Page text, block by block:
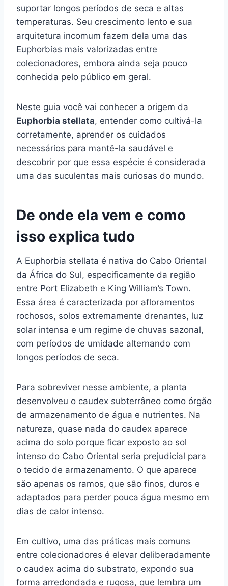
suportar longos períodos de seca e altas
temperaturas. Seu crescimento lento e sua
arquitetura incomum fazem dela uma das
Euphorbias mais valorizadas entre
colecionadores, embora ainda seja pouco
conhecida pelo público em geral.
Neste guia você vai conhecer a origem da
Euphorbia stellata, entender como cultivá-la
corretamente, aprender os cuidados
necessários para mantê-la saudável e
descobrir por que essa espécie é considerada
uma das suculentas mais curiosas do mundo.
De onde ela vem e como
isso explica tudo
A Euphorbia stellata é nativa do Cabo Oriental
da África do Sul, especificamente da região
entre Port Elizabeth e King William’s Town.
Essa área é caracterizada por afloramentos
rochosos, solos extremamente drenantes, luz
solar intensa e um regime de chuvas sazonal,
com períodos de umidade alternando com
longos períodos de seca.
Para sobreviver nesse ambiente, a planta
desenvolveu o caudex subterrâneo como órgão
de armazenamento de água e nutrientes. Na
natureza, quase nada do caudex aparece
acima do solo porque ficar exposto ao sol
intenso do Cabo Oriental seria prejudicial para
o tecido de armazenamento. O que aparece
são apenas os ramos, que são finos, duros e
adaptados para perder pouca água mesmo em
dias de calor intenso.
Em cultivo, uma das práticas mais comuns
entre colecionadores é elevar deliberadamente
o caudex acima do substrato, expondo sua
forma arredondada e rugosa, que lembra um